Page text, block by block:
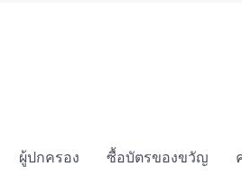
ผู้ปกครอง ซื้อบัตรของขวัญ